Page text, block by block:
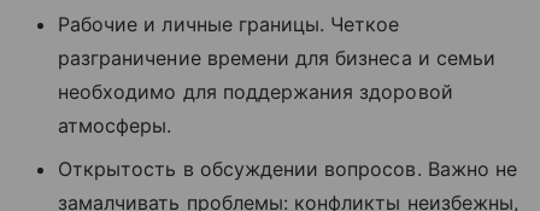
Рабочие и личные границы. Четкое
разграничение времени для бизнеса и семьи
необходимо для поддержания здоровой
атмосферы.
Открытость в обсуждении вопросов. Важно не
замалчивать проблемы: конфликты неизбежны,